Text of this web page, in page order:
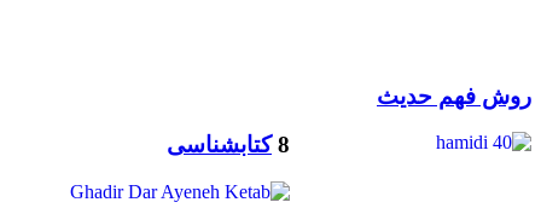
روش فهم حدیث
8 کتابشناسی